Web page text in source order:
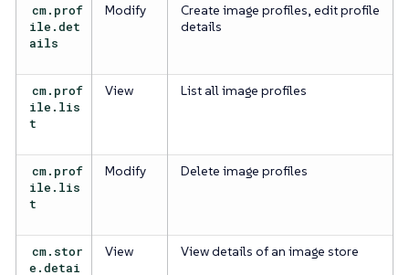
cm.prof
ile.det
ails
Modify
Create image profiles, edit profile
details
cm.prof
ile.lis
t
View List all image profiles
cm.prof
ile.lis
t
Modify Delete image profiles
cm.stor
e.detai
View View details of an image store